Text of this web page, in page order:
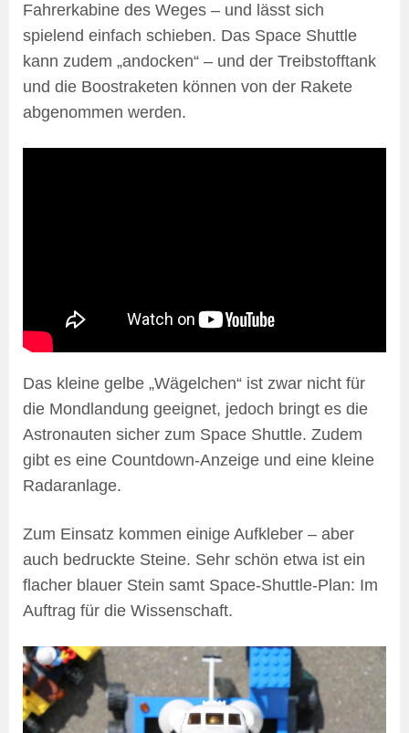
Fahrerkabine des Weges – und lässt sich
spielend einfach schieben. Das Space Shuttle
kann zudem „andocken“ – und der Treibstofftank
und die Boostraketen können von der Rakete
abgenommen werden.
Das kleine gelbe „Wägelchen“ ist zwar nicht für
die Mondlandung geeignet, jedoch bringt es die
Astronauten sicher zum Space Shuttle. Zudem
gibt es eine Countdown-Anzeige und eine kleine
Radaranlage.
Zum Einsatz kommen einige Aufkleber – aber
auch bedruckte Steine. Sehr schön etwa ist ein
flacher blauer Stein samt Space-Shuttle-Plan: Im
Auftrag für die Wissenschaft.